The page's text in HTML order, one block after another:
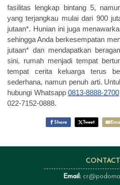
fasilitas lengkap bintang 5,
yang terjangkau mulai dari 900
jutaan*. Hunian ini juga
sehingga Anda berkesempatan
jutaan* dan mendapatkan
sini, rumah menjadi tempat
tempat cerita keluarga terus
sederhana, namun penuh arti.
hubungi Whatsapp 0813-8888-2700
022-7152-0888.
Share Tweet
Email: